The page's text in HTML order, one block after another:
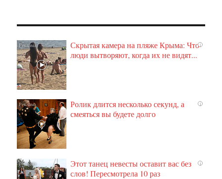
i
Скрытая камера на пляже Крыма: Что
люди вытворяют, когда их не видят...
i
Ролик длится несколько секунд, а
смеяться вы будете долго
i
Этот танец невесты оставит вас без
слов! Пересмотрела 10 раз